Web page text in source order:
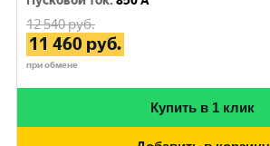
12 540руб.
11 460 руб.
при обмене
Купить в 1 клик